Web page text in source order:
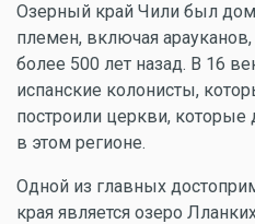
Озерный край Чили был
племен, включая
более 500 лет назад. В 16
испанские колонисты,
построили церкви,
в этом регионе.
Одной из главных
края является озеро